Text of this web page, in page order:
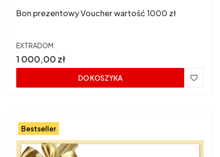
Bon prezentowy Voucher wartość 1000 zł
PRODUCENT
EXTRADOM
Cena
1 000,00 zł
DO KOSZYKA
Bestseller